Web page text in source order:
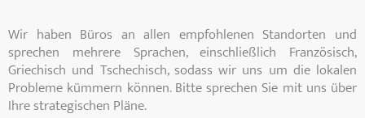
Wir haben Büros an allen empfohlenen Standorten und
sprechen mehrere Sprachen, einschließlich Französisch,
Griechisch und Tschechisch, sodass wir uns um die lokalen
Probleme kümmern können. Bitte sprechen Sie mit uns über
Ihre strategischen Pläne.